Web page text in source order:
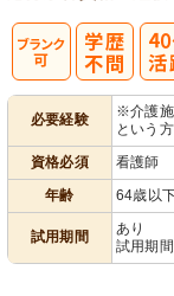
必要経験
※介護施
という
資格必須
看護師
年齢
64歳以
試用期間
あり
試用期